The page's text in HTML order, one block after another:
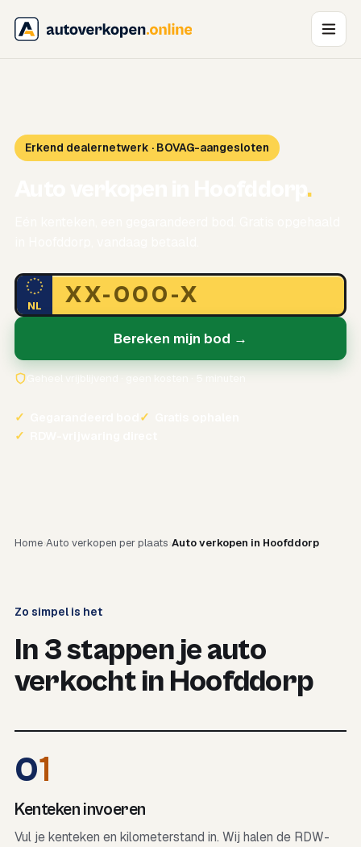
Erkend dealernetwerk · BOVAG-aangesloten
.
NL
Bereken mijn bod →
✓ ✓
✓
Home Auto verkopen per plaats Auto verkopen in Hoofddorp
Zo simpel is het
In 3 stappen je auto
verkocht in Hoofddorp
01
Kenteken invoeren
Vul je kenteken en kilometerstand in. Wij halen de RDW-